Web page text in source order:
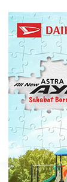
Indonesia